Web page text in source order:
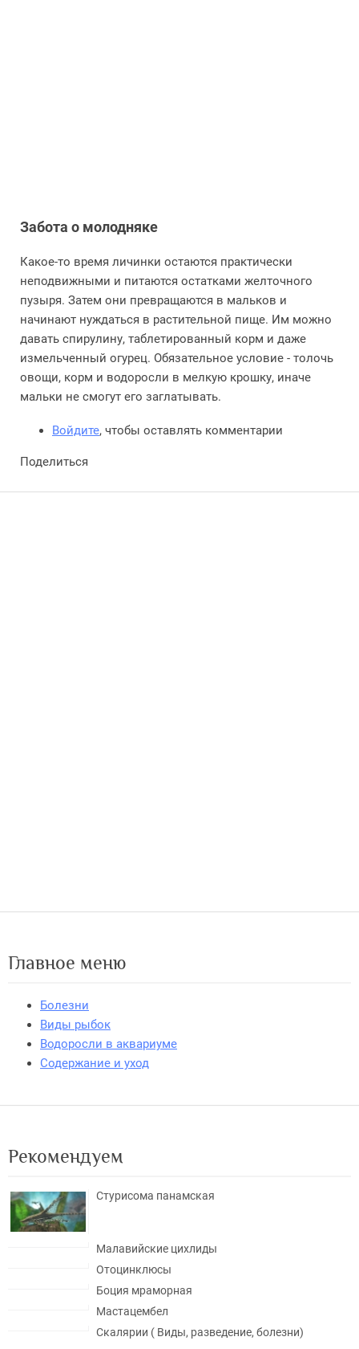
Забота о молодняке
Какое-то время личинки остаются практически
неподвижными и питаются остатками желточного
пузыря. Затем они превращаются в мальков и
начинают нуждаться в растительной пище. Им можно
давать спирулину, таблетированный корм и даже
измельченный огурец. Обязательное условие - толочь
овощи, корм и водоросли в мелкую крошку, иначе
мальки не смогут его заглатывать.
Войдите, чтобы оставлять комментарии
Поделиться
Главное меню
Болезни
Виды рыбок
Водоросли в аквариуме
Содержание и уход
Рекомендуем
Стурисома панамская
Малавийские цихлиды
Отоцинклюсы
Боция мраморная
Мастацембел
Скалярии ( Виды, разведение, болезни)